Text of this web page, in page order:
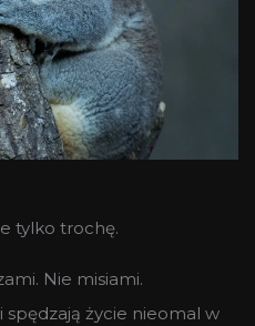
tylko trochę.
Nie misiami.
spędzają życie nieomal w